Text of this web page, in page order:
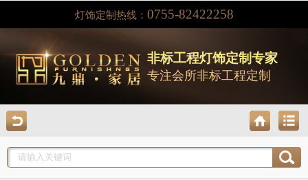
灯饰定制热线： 0755-82422258
非标工程灯饰定制专家
专注会所非标工程定制